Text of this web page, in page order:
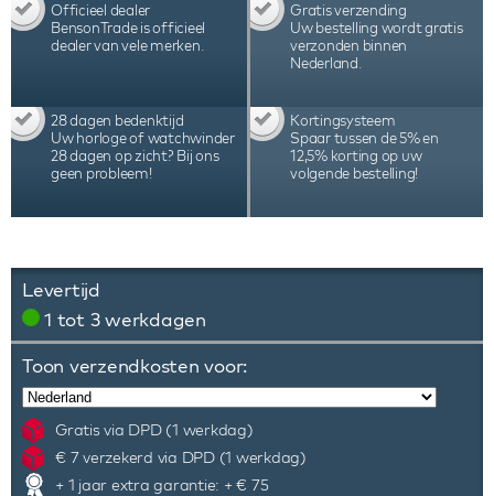
Officieel dealer
BensonTrade is officieel
dealer van vele merken.
Gratis verzending
Uw bestelling wordt gratis
verzonden binnen
Nederland.
28 dagen bedenktijd
Uw horloge of watchwinder
28 dagen op zicht? Bij ons
geen probleem!
Kortingsysteem
Spaar tussen de 5% en
12,5% korting op uw
volgende bestelling!
Levertijd
1 tot 3 werkdagen
Toon verzendkosten voor:
Gratis via DPD (1 werkdag)
€ 7 verzekerd via DPD (1 werkdag)
+ 1 jaar extra garantie: + € 75